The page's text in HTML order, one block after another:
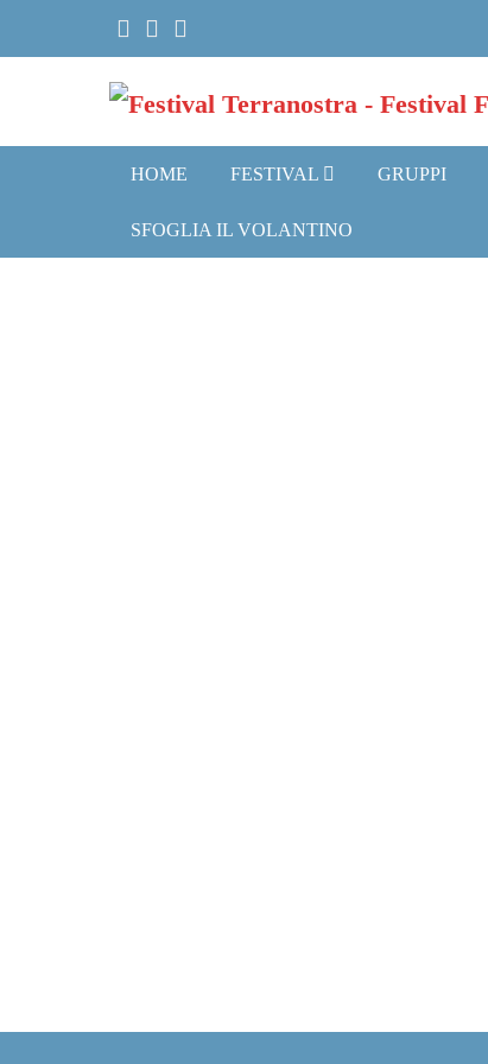
HOME FESTIVAL GRUPPI
SFOGLIA IL VOLANTINO